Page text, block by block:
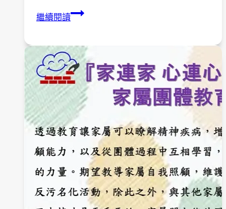
路
「生
命
事
微
電
影
作」
港
夢
人
繼續閱讀【勞
訊
息
轉
知】
105
年
度
身
障
礙